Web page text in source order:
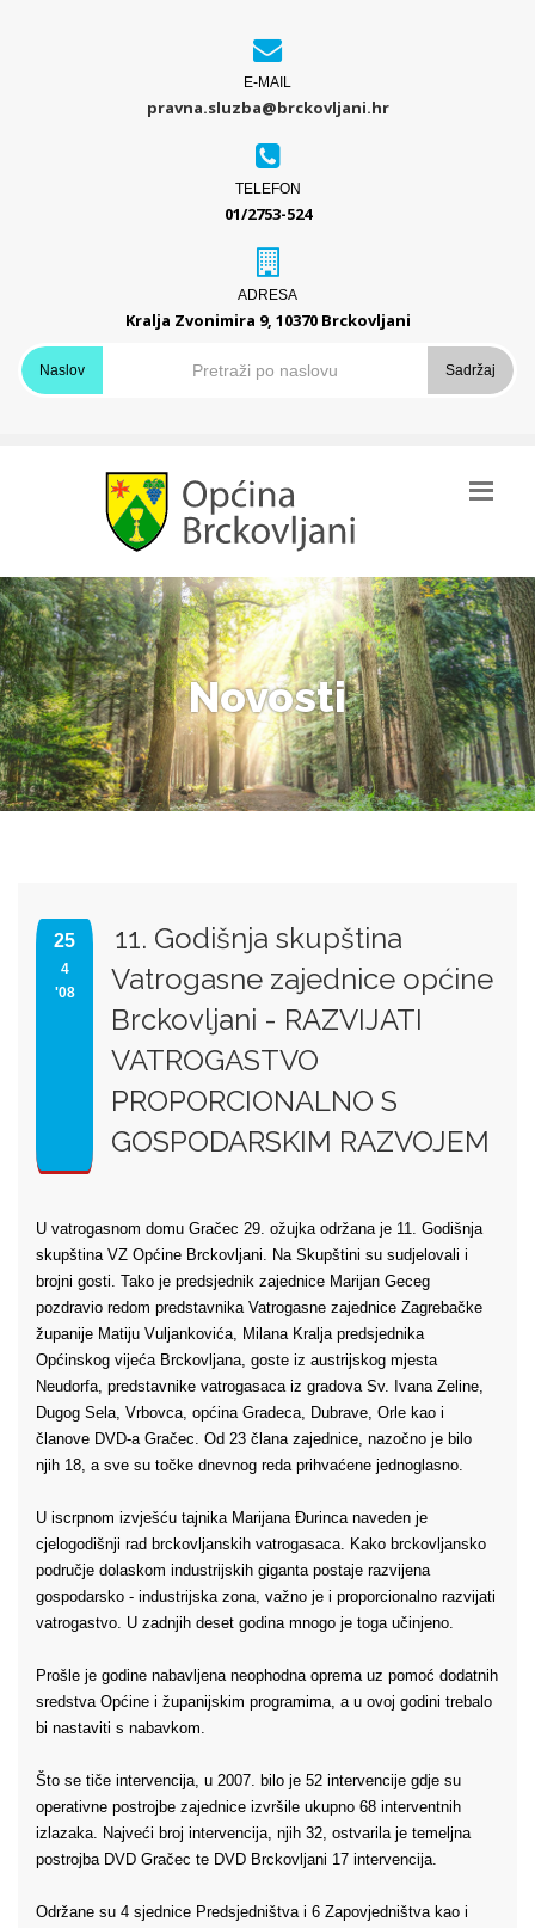
E-MAIL
pravna.sluzba@brckovljani.hr
TELEFON
01/2753-524
ADRESA
Kralja Zvonimira 9, 10370 Brckovljani
Naslov Sadržaj
Novosti
25
4
'08
11. Godišnja skupština
Vatrogasne zajednice općine
Brckovljani - RAZVIJATI
VATROGASTVO
PROPORCIONALNO S
GOSPODARSKIM RAZVOJEM
U vatrogasnom domu Gračec 29. ožujka održana je 11. Godišnja
skupština VZ Općine Brckovljani. Na Skupštini su sudjelovali i
brojni gosti. Tako je predsjednik zajednice Marijan Geceg
pozdravio redom predstavnika Vatrogasne zajednice Zagrebačke
županije Matiju Vuljankovića, Milana Kralja predsjednika
Općinskog vijeća Brckovljana, goste iz austrijskog mjesta
Neudorfa, predstavnike vatrogasaca iz gradova Sv. Ivana Zeline,
Dugog Sela, Vrbovca, općina Gradeca, Dubrave, Orle kao i
članove DVD-a Gračec. Od 23 člana zajednice, nazočno je bilo
njih 18, a sve su točke dnevnog reda prihvaćene jednoglasno.
U iscrpnom izvješću tajnika Marijana Đurinca naveden je
cjelogodišnji rad brckovljanskih vatrogasaca. Kako brckovljansko
područje dolaskom industrijskih giganta postaje razvijena
gospodarsko - industrijska zona, važno je i proporcionalno razvijati
vatrogastvo. U zadnjih deset godina mnogo je toga učinjeno.
Prošle je godine nabavljena neophodna oprema uz pomoć dodatnih
sredstva Općine i županijskim programima, a u ovoj godini trebalo
bi nastaviti s nabavkom.
Što se tiče intervencija, u 2007. bilo je 52 intervencije gdje su
operativne postrojbe zajednice izvršile ukupno 68 interventnih
izlazaka. Najveći broj intervencija, njih 32, ostvarila je temeljna
postrojba DVD Gračec te DVD Brckovljani 17 intervencija.
Održane su 4 sjednice Predsjedništva i 6 Zapovjedništva kao i